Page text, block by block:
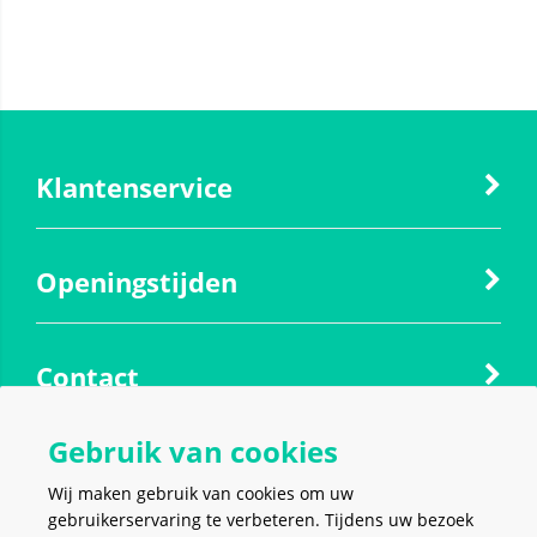
Klantenservice
Openingstijden
Contact
Social media
Gebruik van cookies
Wij maken gebruik van cookies om uw
gebruikerservaring te verbeteren. Tijdens uw bezoek